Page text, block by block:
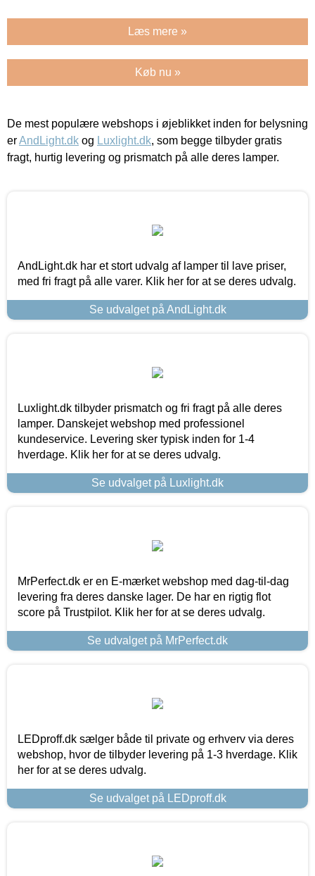
Læs mere »
Køb nu »
De mest populære webshops i øjeblikket inden for belysning
erAndLight.dk og Luxlight.dk, som begge tilbyder gratis
fragt, hurtig levering og prismatch på alle deres lamper.
AndLight.dk har et stort udvalg af lamper til lave priser,
med fri fragt på alle varer. Klik her for at se deres udvalg.
Se udvalget på AndLight.dk
Luxlight.dk tilbyder prismatch og fri fragt på alle deres
lamper. Danskejet webshop med professionel
kundeservice. Levering sker typisk inden for 1-4
hverdage. Klik her for at se deres udvalg.
Se udvalget på Luxlight.dk
MrPerfect.dk er en E-mærket webshop med dag-til-dag
levering fra deres danske lager. De har en rigtig flot
score på Trustpilot. Klik her for at se deres udvalg.
Se udvalget på MrPerfect.dk
LEDproff.dk sælger både til private og erhverv via deres
webshop, hvor de tilbyder levering på 1-3 hverdage. Klik
her for at se deres udvalg.
Se udvalget på LEDproff.dk